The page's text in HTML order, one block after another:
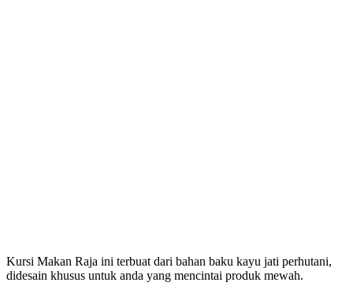
Kursi Makan Raja ini terbuat dari bahan baku kayu jati perhutani,
didesain khusus untuk anda yang mencintai produk mewah.